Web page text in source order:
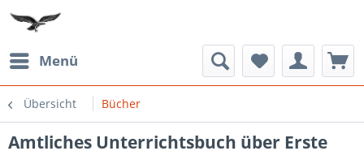
Menü
Übersicht Bücher
Amtliches Unterrichtsbuch über Erste